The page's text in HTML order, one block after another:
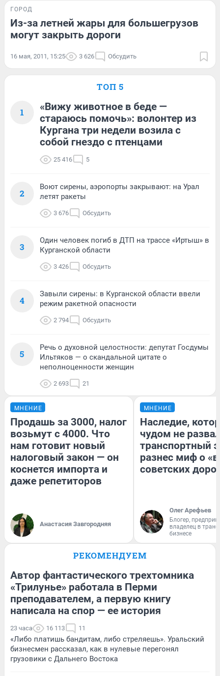
ГОРОД
Из-за летней жары для большегрузов
могут закрыть дороги
16 мая, 2011, 15:25 3 626 Обсудить
ТОП 5
1
«Вижу животное в беде —
стараюсь помочь»: волонтер из
Кургана три недели возила с
собой гнездо с птенцами
25 416 5
2
Воют сирены, аэропорты закрывают: на Урал
летят ракеты
3 676 Обсудить
3
Один человек погиб в ДТП на трассе «Иртыш» в
Курганской области
3 426 Обсудить
4
Завыли сирены: в Курганской области ввели
режим ракетной опасности
2 794 Обсудить
5
Речь о духовной целостности: депутат Госдумы
Ильтяков — о скандальной цитате о
неполноценности женщин
2 693 21
МНЕНИЕ
Продашь за 3000, налог
возьмут с 4000. Что
нам готовит новый
налоговый закон — он
коснется импорта и
даже репетиторов
Анастасия Завгородняя
МНЕНИЕ
Наследие,
чудом не
транспортный
разнес миф о
советских
Олег Арефьев
Блогер,
владелец в
бизнесе
РЕКОМЕНДУЕМ
Автор фантастического трехтомника
«Трилунье» работала в Перми
преподавателем, а первую книгу
написала на спор — ее история
23 часа 16 113 11
«Либо платишь бандитам, либо стреляешь». Уральский
бизнесмен рассказал, как в нулевые перегонял
грузовики с Дальнего Востока